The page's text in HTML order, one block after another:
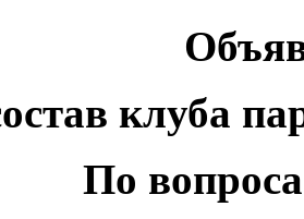
клуба
По